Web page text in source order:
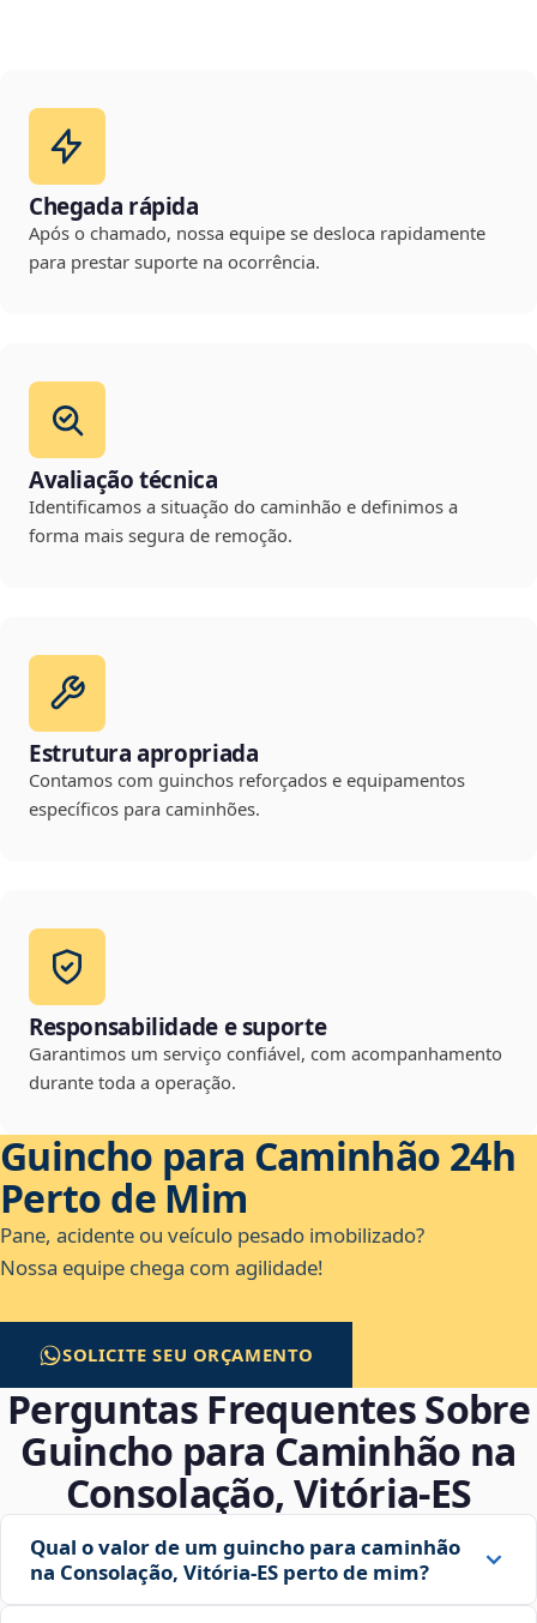
Chegada rápida
Após o chamado, nossa equipe se desloca rapidamente
para prestar suporte na ocorrência.
Avaliação técnica
Identificamos a situação do caminhão e definimos a
forma mais segura de remoção.
Estrutura apropriada
Contamos com guinchos reforçados e equipamentos
específicos para caminhões.
Responsabilidade e suporte
Garantimos um serviço confiável, com acompanhamento
durante toda a operação.
Guincho para Caminhão 24h
Perto de Mim
Pane, acidente ou veículo pesado imobilizado?
Nossa equipe chega com agilidade!
SOLICITE SEU ORÇAMENTO
Perguntas Frequentes Sobre
Guincho para Caminhão na
Consolação, Vitória‑ES
Qual o valor de um guincho para caminhão
na Consolação, Vitória‑ES perto de mim?